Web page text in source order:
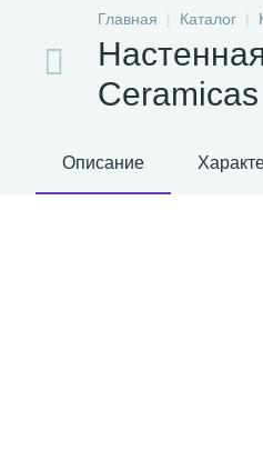
Главная Каталог
Описание